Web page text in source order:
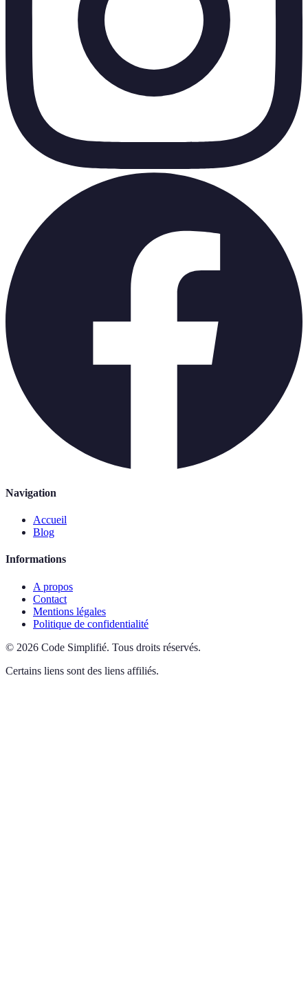
Navigation
Accueil
Blog
Informations
A propos
Contact
Mentions légales
Politique de confidentialité
© 2026 Code Simplifié. Tous droits réservés.
Certains liens sont des liens affiliés.